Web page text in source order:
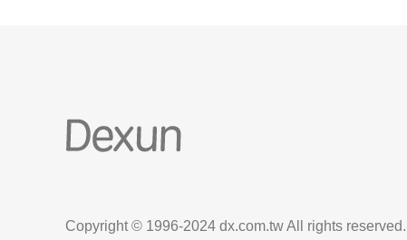
Copyright © 1996-2024 dx.com.tw All rights reserved.